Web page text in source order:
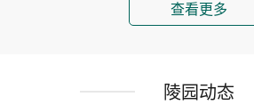
查看更多
陵园动态